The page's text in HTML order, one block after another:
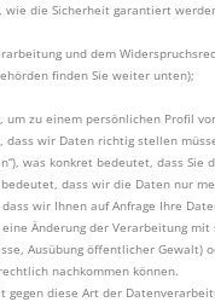
die Sicherheit garantiert
und dem
finden Sie weiter unten);
zu einem persönlichen Profil
wir Daten richtig stellen
was konkret bedeutet, dass
dass wir die Daten nur
wir Ihnen auf Anfrage Ihre
Änderung der Verarbeitung mit
Ausübung öffentlicher
nachkommen können.
diese Art der